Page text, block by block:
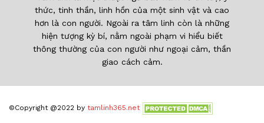
thức, tinh thần, linh hồn của một sinh vật và cao
hơn là con người. Ngoài ra tâm linh còn là những
hiện tượng kỳ bí, nằm ngoài phạm vi hiểu biết
thông thường của con người như ngoại cảm, thần
giao cách cảm.
©Copyright @2022 by tamlinh365.net